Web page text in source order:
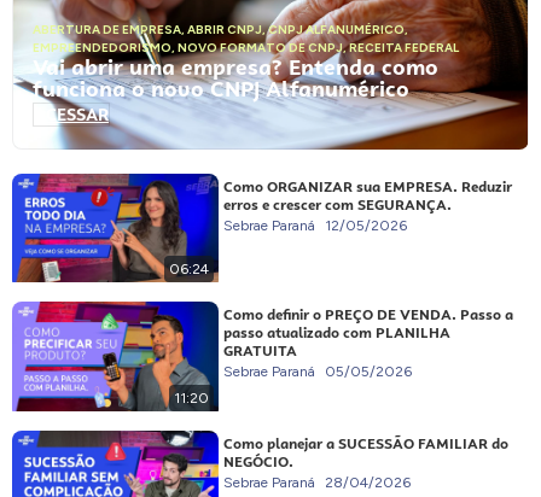
ABERTURA DE EMPRESA, ABRIR CNPJ,CNPJ ALFANUMÉRICO,
EMPREENDEDORISMO, NOVO FORMATO DE CNPJ,RECEITA FEDERAL
Vai abrir uma empresa? Entenda como
funciona o novo CNPJ Alfanumérico
ACESSAR
06:24
Como ORGANIZAR sua EMPRESA. Reduzir
erros e crescer com SEGURANÇA.
Sebrae Paraná 12/05/2026
11:20
Como definir o PREÇO DE VENDA. Passo a
passo atualizado com PLANILHA
GRATUITA
Sebrae Paraná 05/05/2026
Como planejar a SUCESSÃO FAMILIAR do
NEGÓCIO.
Sebrae Paraná 28/04/2026